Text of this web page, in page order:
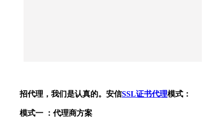
招代理，我们是认真的。安信SSL证书代理模式：
模式一 ：代理商方案